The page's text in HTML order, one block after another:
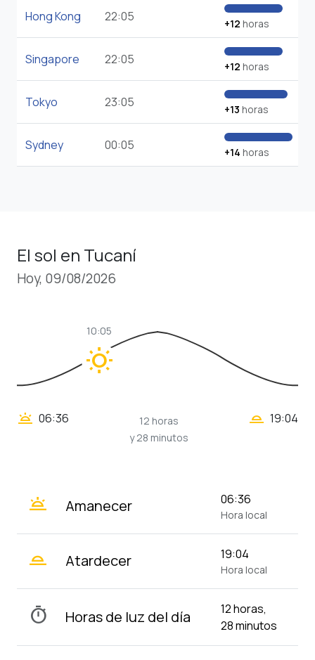
Hong Kong 22:05 +12 horas
Singapore 22:05 +12 horas
Tokyo 23:05 +13 horas
Sydney 00:05 +14 horas
El sol en Tucaní
Hoy, 09/08/2026
wb_sunny
10:05
wb_twilight 06:36
12 horas
y 28 minutos
wb_twilight_2 19:04
wb_twilight Amanecer 06:36
Hora local
wb_twilight_2 Atardecer 19:04
Hora local
timer Horas de luz del día
12 horas,
28 minutos